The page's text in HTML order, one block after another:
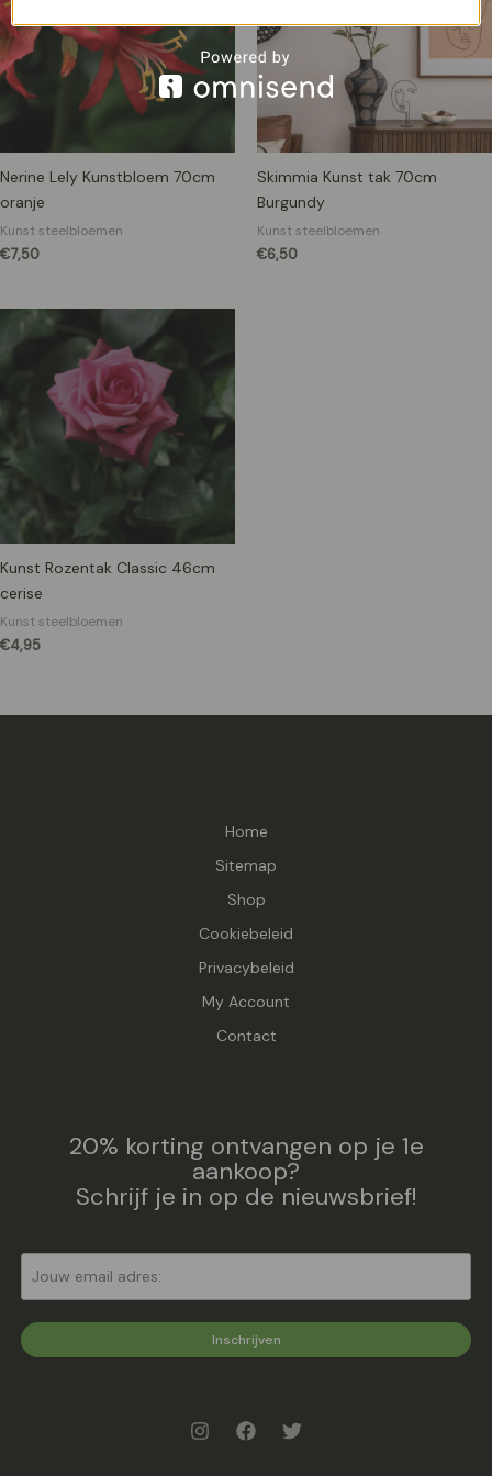
Nerine Lely Kunstbloem 70cm
oranje
Kunst steelbloemen
€7,50
Skimmia Kunst tak 70cm
Burgundy
Kunst steelbloemen
€6,50
Kunst Rozentak Classic 46cm
cerise
Kunst steelbloemen
€4,95
Home
Sitemap
Shop
Cookiebeleid
Privacybeleid
My Account
Contact
20% korting ontvangen op je 1e
aankoop?
Schrijf je in op de nieuwsbrief!
Inschrijven